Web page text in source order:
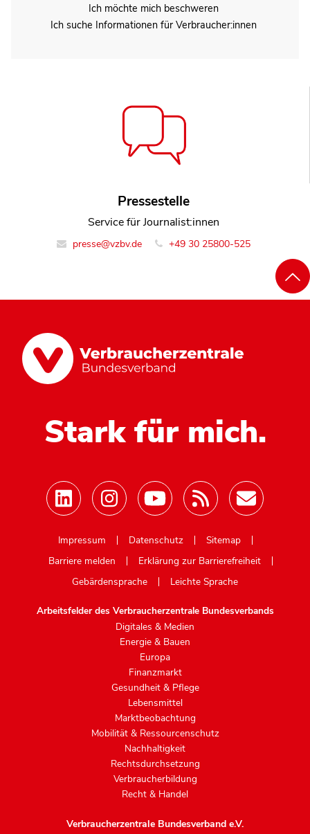
Ich möchte mich beschweren
Ich suche Informationen für Verbraucher:innen
Pressestelle
Service für Journalist:innen
presse@vzbv.de +49 30 25800-525
Stark für mich.
Impressum
Datenschutz
Sitemap
Barriere melden
Erklärung zur Barrierefreiheit
Gebärdensprache
Leichte Sprache
Arbeitsfelder des Verbraucherzentrale Bundesverbands
Digitales & Medien
Energie & Bauen
Europa
Finanzmarkt
Gesundheit & Pflege
Lebensmittel
Marktbeobachtung
Mobilität & Ressourcenschutz
Nachhaltigkeit
Rechtsdurchsetzung
Verbraucherbildung
Recht & Handel
Verbraucherzentrale Bundesverband e.V.